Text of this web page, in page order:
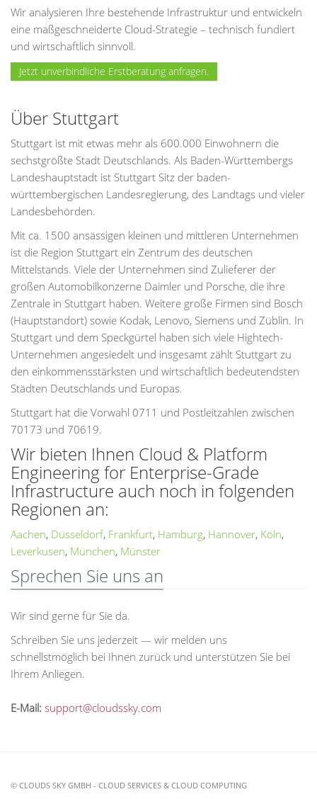
Wir analysieren Ihre bestehende Infrastruktur und entwickeln
eine maßgeschneiderte Cloud-Strategie – technisch fundiert
und wirtschaftlich sinnvoll.
Jetzt unverbindliche Erstberatung anfragen.
Über Stuttgart
Stuttgart ist mit etwas mehr als 600.000 Einwohnern die
sechstgrößte Stadt Deutschlands. Als Baden-Württembergs
Landeshauptstadt ist Stuttgart Sitz der baden-
württembergischen Landesregierung, des Landtags und vieler
Landesbehörden.
Mit ca. 1500 ansässigen kleinen und mittleren Unternehmen
ist die Region Stuttgart ein Zentrum des deutschen
Mittelstands. Viele der Unternehmen sind Zulieferer der
großen Automobilkonzerne Daimler und Porsche, die ihre
Zentrale in Stuttgart haben. Weitere große Firmen sind Bosch
(Hauptstandort) sowie Kodak, Lenovo, Siemens und Züblin. In
Stuttgart und dem Speckgürtel haben sich viele Hightech-
Unternehmen angesiedelt und insgesamt zählt Stuttgart zu
den einkommensstärksten und wirtschaftlich bedeutendsten
Städten Deutschlands und Europas.
Stuttgart hat die Vorwahl 0711 und Postleitzahlen zwischen
70173 und 70619.
Wir bieten Ihnen Cloud & Platform
Engineering for Enterprise-Grade
Infrastructure auch noch in folgenden
Regionen an:
Aachen, Düsseldorf, Frankfurt, Hamburg, Hannover, Köln,
Leverkusen, München, Münster
Sprechen Sie uns an
Wir sind gerne für Sie da.
Schreiben Sie uns jederzeit — wir melden uns
schnellstmöglich bei Ihnen zurück und unterstützen Sie bei
Ihrem Anliegen.
E-Mail: support@cloudssky.com
© CLOUDS SKY GMBH - CLOUD SERVICES & CLOUD COMPUTING